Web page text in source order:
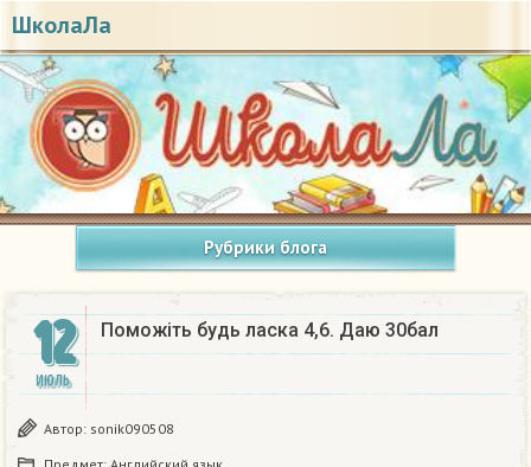
ШколаЛа
Рубрики блога
12
ИЮЛЬ
Поможіть будь ласка 4,6. Даю 30бал​
Автор: sonik090508